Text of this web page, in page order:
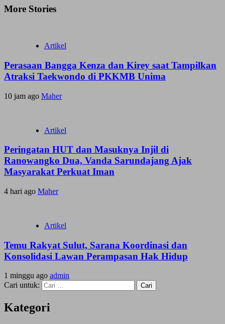
More Stories
Artikel
Perasaan Bangga Kenza dan Kirey saat Tampilkan
Atraksi Taekwondo di PKKMB Unima
10 jam ago Maher
Artikel
Peringatan HUT dan Masuknya Injil di
Ranowangko Dua, Vanda Sarundajang Ajak
Masyarakat Perkuat Iman
4 hari ago Maher
Artikel
Temu Rakyat Sulut, Sarana Koordinasi dan
Konsolidasi Lawan Perampasan Hak Hidup
1 minggu ago admin
Cari untuk:
Kategori